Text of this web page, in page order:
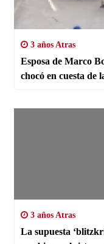
3 años Atras
Esposa de Marco
chocó en cuesta de
3 años Atras
La supuesta